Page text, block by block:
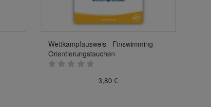
Wettkampfausweis - Finswimming
Orientierungstauchen
3,80 €